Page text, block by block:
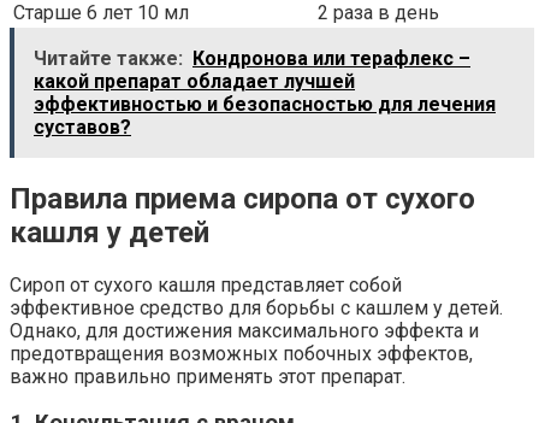
Старше 6 лет 10 мл
2 раза в день
Читайте также: Кондронова или терафлекс –
какой препарат обладает лучшей
эффективностью и безопасностью для лечения
суставов?
Правила приема сиропа от сухого
кашля у детей
Сироп от сухого кашля представляет собой
эффективное средство для борьбы с кашлем у детей.
Однако, для достижения максимального эффекта и
предотвращения возможных побочных эффектов,
важно правильно применять этот препарат.